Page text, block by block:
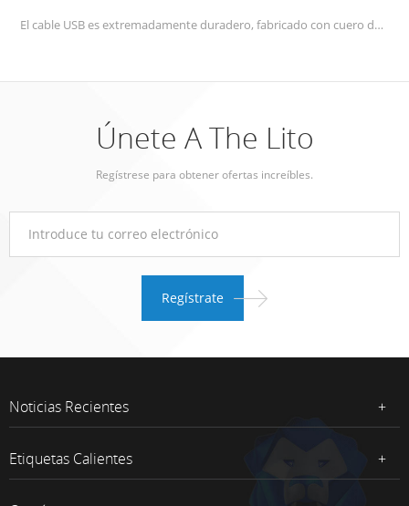
El cable USB es extremadamente duradero, fabricado con cuero de primera calidad para hacer que el Cable micro usb Más flexible y suave, y mucho más duradero que los cables USB normales.
Únete A The Lito
Regístrese para obtener ofertas increíbles.
Noticias Recientes
Etiquetas Calientes